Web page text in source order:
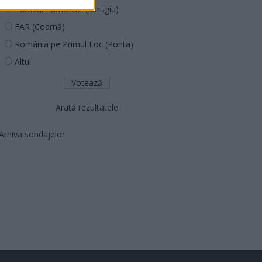
Partidul Patrioților (Surugiu)
FAR (Coarnă)
România pe Primul Loc (Ponta)
Altul
Arată rezultatele
sondajelor